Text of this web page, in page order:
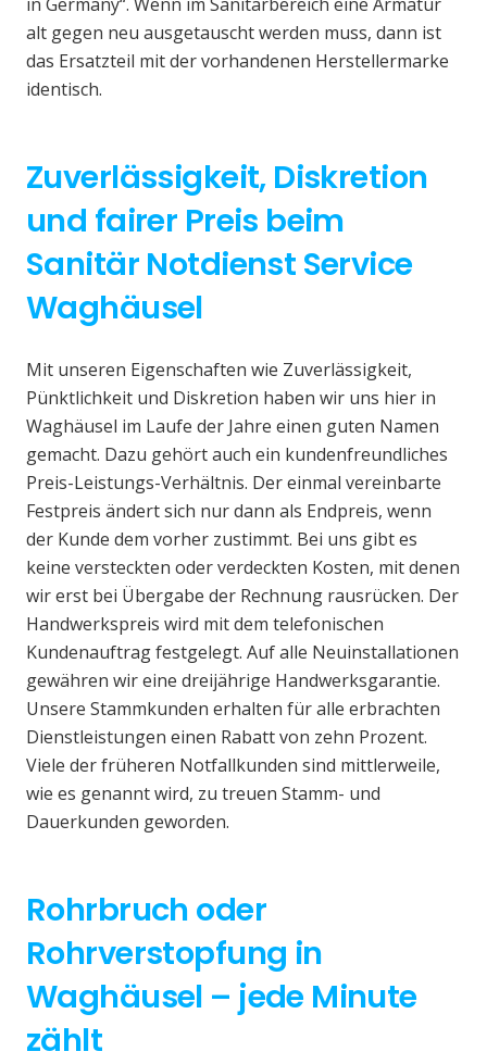
alt gegen neu ausgetauscht werden muss, dann ist
das Ersatzteil mit der vorhandenen Herstellermarke
identisch.
Zuverlässigkeit, Diskretion
und fairer Preis beim
Sanitär Notdienst Service
Waghäusel
Mit unseren Eigenschaften wie Zuverlässigkeit,
Pünktlichkeit und Diskretion haben wir uns hier in
Waghäusel im Laufe der Jahre einen guten Namen
gemacht. Dazu gehört auch ein kundenfreundliches
Preis-Leistungs-Verhältnis. Der einmal vereinbarte
Festpreis ändert sich nur dann als Endpreis, wenn
der Kunde dem vorher zustimmt. Bei uns gibt es
keine versteckten oder verdeckten Kosten, mit denen
wir erst bei Übergabe der Rechnung rausrücken. Der
Handwerkspreis wird mit dem telefonischen
Kundenauftrag festgelegt. Auf alle Neuinstallationen
gewähren wir eine dreijährige Handwerksgarantie.
Unsere Stammkunden erhalten für alle erbrachten
Dienstleistungen einen Rabatt von zehn Prozent.
Viele der früheren Notfallkunden sind mittlerweile,
wie es genannt wird, zu treuen Stamm- und
Dauerkunden geworden.
Rohrbruch oder
Rohrverstopfung in
Waghäusel – jede Minute
zählt